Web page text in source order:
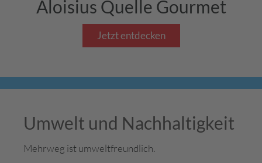
Aloisius Quelle Gourmet
Jetzt entdecken
Umwelt und Nachhaltigkeit
Mehrweg ist umweltfreundlich.